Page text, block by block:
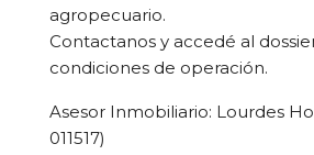
agropecuario.
Contactanos y accedé al
condiciones de operación.
Asesor Inmobiliario: Lourdes
011517)